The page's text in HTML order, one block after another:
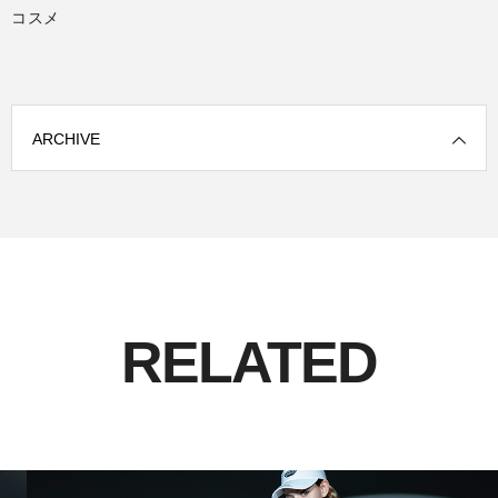
コスメ
ARCHIVE
RELATED